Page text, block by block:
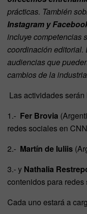
prácticas. También
Instagram y
incluye competencias
coordinación editorial.
audiencias que
cambios de la
Las actividades
1.- Fer Brovia
redes sociales en
2.- Martín de Iuliis
3.- y Nathalia
contenidos para
Cada uno estará a